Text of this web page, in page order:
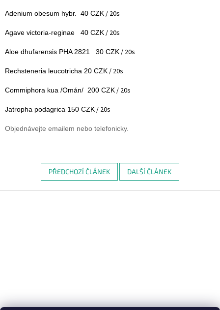
Adenium obesum hybr. 40 CZK/ 20s
Agave victoria-reginae 40 CZK/ 20s
Aloe dhufarensis PHA 2821 30 CZK/ 20s
Rechsteneria leucotricha 20 CZK/ 20s
Commiphora kua /Omán/ 200 CZK/ 20s
Jatropha podagrica 150 CZK/ 20s
Objednávejte emailem nebo telefonicky.
PŘEDCHOZÍ ČLÁNEK DALŠÍ ČLÁNEK